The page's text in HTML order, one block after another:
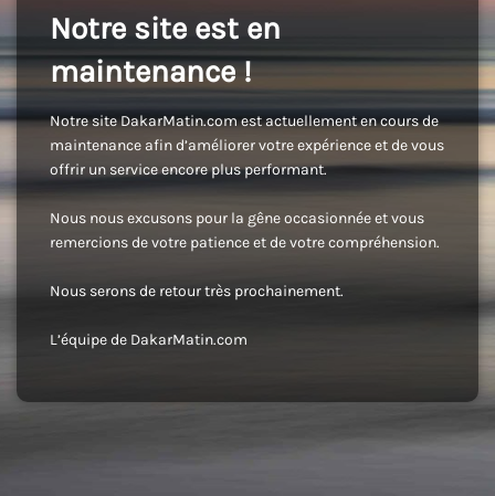
Notre site est en
maintenance !
Notre site DakarMatin.com est actuellement en cours de
maintenance afin d’améliorer votre expérience et de vous
offrir un service encore plus performant.
Nous nous excusons pour la gêne occasionnée et vous
remercions de votre patience et de votre compréhension.
Nous serons de retour très prochainement.
L’équipe de DakarMatin.com